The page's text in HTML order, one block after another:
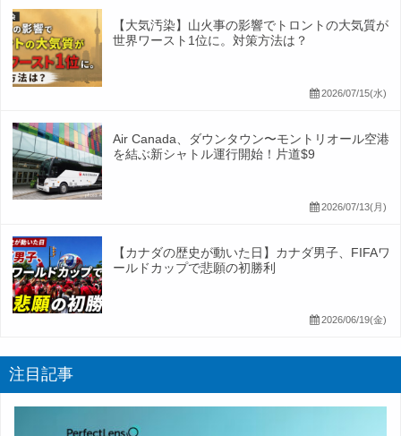
【大気汚染】山火事の影響でトロントの大気質が
世界ワースト1位に。対策方法は？
2026/07/15(水)
Air Canada、ダウンタウン〜モントリオール空港
を結ぶ新シャトル運行開始！片道$9
2026/07/13(月)
【カナダの歴史が動いた日】カナダ男子、FIFAワ
ールドカップで悲願の初勝利
2026/06/19(金)
注目記事